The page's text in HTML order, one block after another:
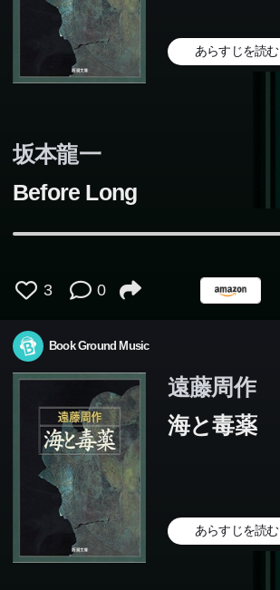
あらすじを読む
坂本龍一
Before Long
3 0
Book Ground Music
遠藤周作
海と毒薬
あらすじを読む